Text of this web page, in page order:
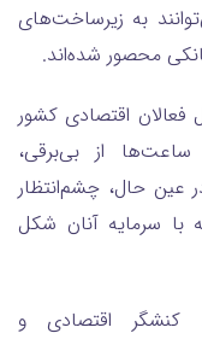
به زیرساخت‌های
محصور شده‌اند.
فعالان اقتصادی کشور
از بی‌برقی،
عین حال، چشم‌انتظار
سرمایه آنان شکل
کنشگر اقتصادی و